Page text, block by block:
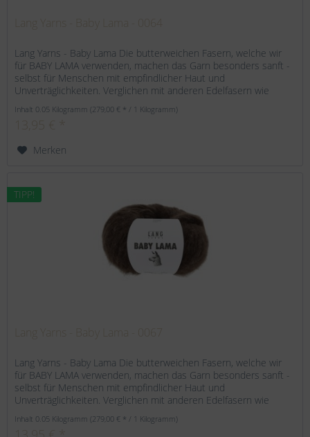
Lang Yarns - Baby Lama Die butterweichen Fasern, welche wir
für BABY LAMA verwenden, machen das Garn besonders sanft -
selbst für Menschen mit empfindlicher Haut und
Unverträglichkeiten. Verglichen mit anderen Edelfasern wie
Inhalt 0.05 Kilogramm(279,00 € * / 1 Kilogramm)
Merken
TIPP!
Lang Yarns - Baby Lama Die butterweichen Fasern, welche wir
für BABY LAMA verwenden, machen das Garn besonders sanft -
selbst für Menschen mit empfindlicher Haut und
Unverträglichkeiten. Verglichen mit anderen Edelfasern wie
Inhalt 0.05 Kilogramm(279,00 € * / 1 Kilogramm)